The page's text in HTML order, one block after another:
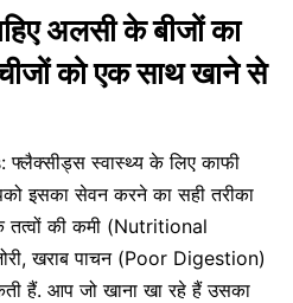
अलसी के बीजों का
को एक साथ खाने से
स्वास्थ्य के लिए काफी
इसका सेवन करने का सही तरीका
तत्वों की कमी (Nutritional
खराब पाचन (Poor Digestion)
हैं. आप जो खाना खा रहे हैं उसका